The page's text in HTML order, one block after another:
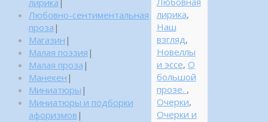
лирика,
Наш
взгляд,
Новеллы
и эссе, О
большой
прозе. ,
Очерки,
Очерки и
лирика |
Любовно-сентиментальная
проза |
Магазин |
Малая поэзия |
Малая проза |
Манекен |
Миниатюры |
Миниатюры и подборки
афоризмов |